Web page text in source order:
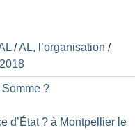
/AL, l’organisation /
?
d’État ? à Montpellier le